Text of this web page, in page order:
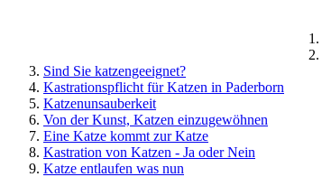
Sind Sie katzengeeignet?
Kastrationspflicht für Katzen in Paderborn
Katzenunsauberkeit
Von der Kunst, Katzen einzugewöhnen
Eine Katze kommt zur Katze
Kastration von Katzen - Ja oder Nein
Katze entlaufen was nun